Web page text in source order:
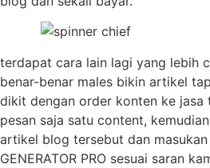
terdapat cara lain lagi yang lebih
benar-benar males bikin artikel
dikit dengan order konten ke jasa
pesan saja satu content,
artikel blog tersebut dan
GENERATOR PRO sesuai saran